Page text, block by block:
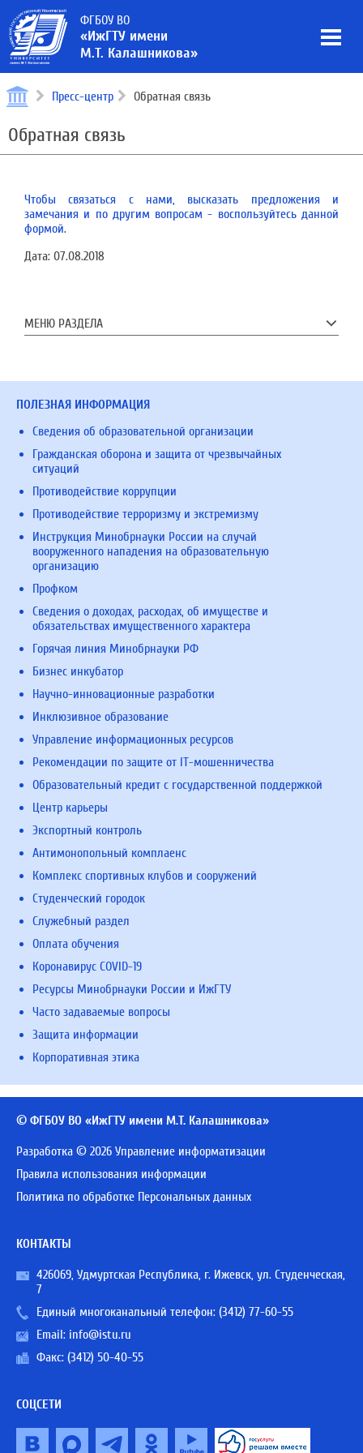
ФГБОУ ВО
«ИжГТУ имени
М.Т. Калашникова»
Пресс-центр Обратная связь
Обратная связь
Чтобы связаться с нами, высказать предложения и
замечания и по другим вопросам - воспользуйтесь данной
формой.
Дата: 07.08.2018
МЕНЮ РАЗДЕЛА
ПОЛЕЗНАЯ ИНФОРМАЦИЯ
Сведения об образовательной организации
Гражданская оборона и защита от чрезвычайных
ситуаций
Противодействие коррупции
Противодействие терроризму и экстремизму
Инструкция Минобрнауки России на случай
вооруженного нападения на образовательную
организацию
Профком
Сведения о доходах, расходах, об имуществе и
обязательствах имущественного характера
Горячая линия Минобрнауки РФ
Бизнес инкубатор
Научно-инновационные разработки
Инклюзивное образование
Управление информационных ресурсов
Рекомендации по защите от IT-мошенничества
Образовательный кредит с государственной поддержкой
Центр карьеры
Экспортный контроль
Антимонопольный комплаенс
Комплекс спортивных клубов и сооружений
Студенческий городок
Служебный раздел
Оплата обучения
Коронавирус COVID-19
Ресурсы Минобрнауки России и ИжГТУ
Часто задаваемые вопросы
Защита информации
Корпоративная этика
© ФГБОУ ВО «ИжГТУ имени М.Т. Калашникова»
Разработка © 2026 Управление информатизации
Правила использования информации
Политика по обработке Персональных данных
КОНТАКТЫ
426069, Удмуртская Республика, г. Ижевск, ул. Студенческая,
7
Единый многоканальный телефон: (3412) 77-60-55
Email: info@istu.ru
Факс: (3412) 50-40-55
СОЦСЕТИ